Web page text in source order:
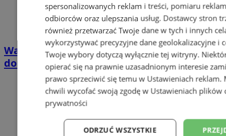
Wakacyjny wypoczynek nad Bałtykiem w
domkach Szmaragdowe Morze
spersonalizowanych reklam i treści, pomiaru
odbiorców oraz ulepszania usług. Dostawcy stron
również przetwarzać Twoje dane w tych i innych
wykorzystywać precyzyjne dane geolokalizacyjne i
Twoje wybory dotyczą wyłącznie tej witryny.
opierać się na prawnie uzasadnionym interesie
prawo sprzeciwić się temu w Ustawieniach reklam.
chwili wycofać swoją zgodę w Ustawieniach plików
prywatności
ODRZUĆ WSZYSTKIE